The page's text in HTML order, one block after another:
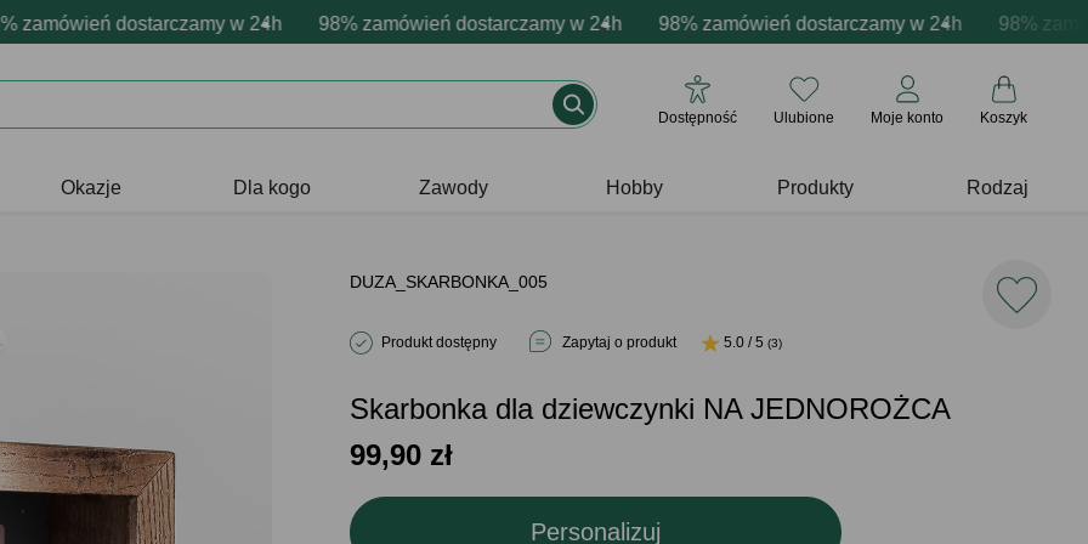
dostarczamy w 24h 98% zamówień dostarczamy w 24h 98% zamówień dostarczamy w 24h 98%
produktów Profesjonalna i darmowa personalizacja produktów Profesjonalna i darmowa personalizacja
emocje - zawsze udane prezenty Prezentujemy pozytywne emocje - zawsze udane prezenty Prezentujemy
Dostępność Ulubione Moje konto Koszyk
Okazje Dla kogo Zawody Hobby Produkty Rodzaj
DUZA_SKARBONKA_005
Produkt dostępny Zapytaj o produkt 5.0 / 5(3)
Skarbonka dla dziewczynki NA JEDNOROŻCA
99,90 zł
Personalizuj